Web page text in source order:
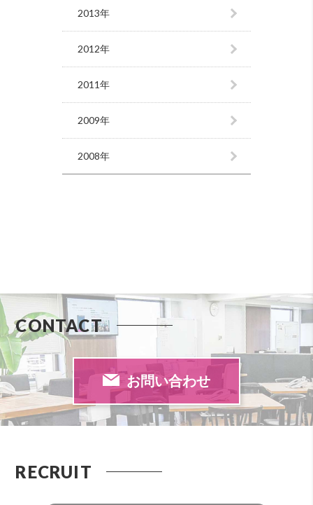
2013年
2012年
2011年
2009年
2008年
CONTACT
お問い合わせ
RECRUIT